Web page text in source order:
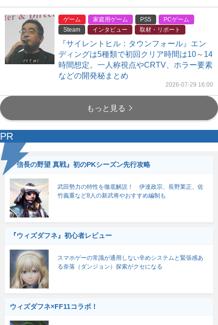
ゲーム 家庭用ゲーム PS5
PCゲーム
Steam
インタビュー 取材・リポート
『サイレントヒル：タウンフォール』エン
ディングは5種類で初回クリア時間は10～14
時間想定。一人称視点やCRTV、ホラー要素
などの開発秘まとめ
2026-07-29 16:00
もっと見る
PR
『信長の野望 真戦』初のPKシーズン先行攻略
武田勢力の特性を徹底解説！ 伊達政宗、長野業正、佐
竹義重など8人の新武将やおすすめ編制も
『ウィズダフネ』初心者レビュー
スマホゲーの常識が通用しない辛めシステムと緊張感あ
る奈落（ダンジョン）探索がクセになる
ウィズダフネ×FF11コラボ！